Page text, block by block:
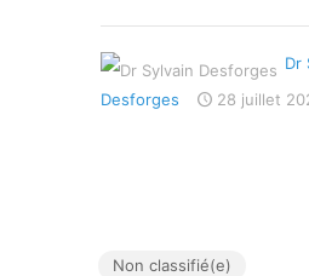
Dr
Desforges
28 juillet
Non classifié(e)